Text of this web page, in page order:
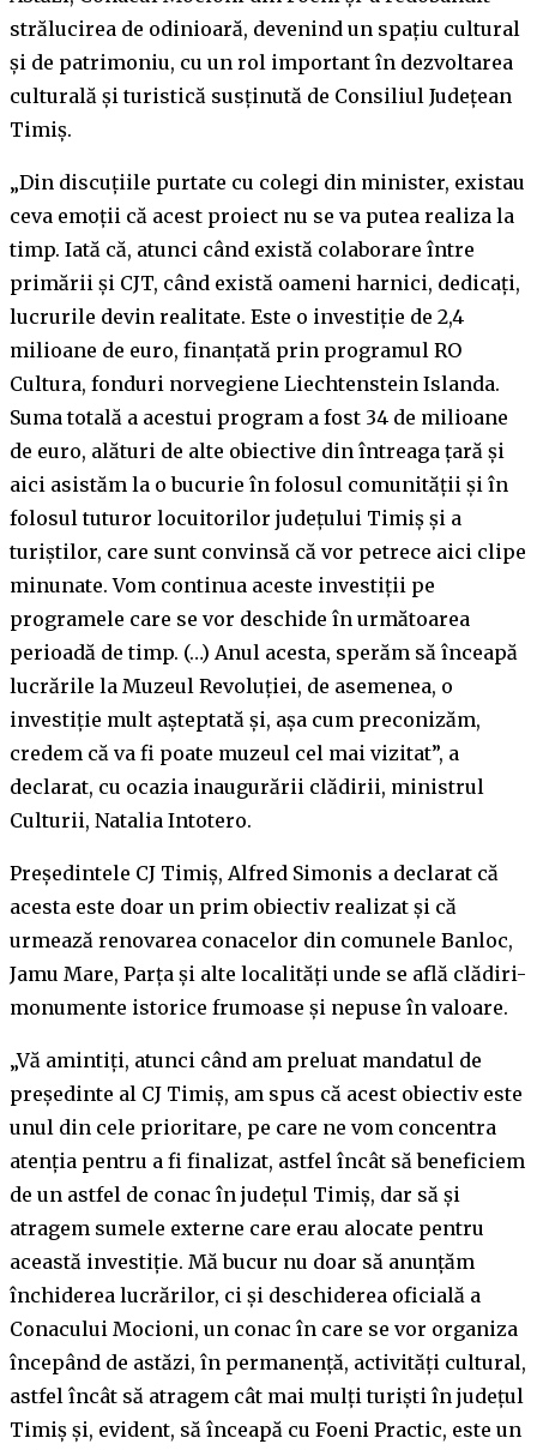
strălucirea de odinioară, devenind un spațiu cultural
și de patrimoniu, cu un rol important în dezvoltarea
culturală și turistică susținută de Consiliul Județean
Timiș.
„Din discuțiile purtate cu colegi din minister, existau
ceva emoții că acest proiect nu se va putea realiza la
timp. Iată că, atunci când există colaborare între
primării și CJT, când există oameni harnici, dedicați,
lucrurile devin realitate. Este o investiție de 2,4
milioane de euro, finanțată prin programul RO
Cultura, fonduri norvegiene Liechtenstein Islanda.
Suma totală a acestui program a fost 34 de milioane
de euro, alături de alte obiective din întreaga țară și
aici asistăm la o bucurie în folosul comunității și în
folosul tuturor locuitorilor județului Timiș și a
turiștilor, care sunt convinsă că vor petrece aici clipe
minunate. Vom continua aceste investiții pe
programele care se vor deschide în următoarea
perioadă de timp. (…) Anul acesta, sperăm să înceapă
lucrările la Muzeul Revoluției, de asemenea, o
investiție mult așteptată și, așa cum preconizăm,
credem că va fi poate muzeul cel mai vizitat”, a
declarat, cu ocazia inaugurării clădirii, ministrul
Culturii, Natalia Intotero.
Președintele CJ Timiș, Alfred Simonis a declarat că
acesta este doar un prim obiectiv realizat și că
urmează renovarea conacelor din comunele Banloc,
Jamu Mare, Parța și alte localități unde se află clădiri-
monumente istorice frumoase și nepuse în valoare.
„Vă amintiți, atunci când am preluat mandatul de
președinte al CJ Timiș, am spus că acest obiectiv este
unul din cele prioritare, pe care ne vom concentra
atenția pentru a fi finalizat, astfel încât să beneficiem
de un astfel de conac în județul Timiș, dar să și
atragem sumele externe care erau alocate pentru
această investiție. Mă bucur nu doar să anunțăm
închiderea lucrărilor, ci și deschiderea oficială a
Conacului Mocioni, un conac în care se vor organiza
începând de astăzi, în permanență, activități cultural,
astfel încât să atragem cât mai mulți turiști în județul
Timiș și, evident, să înceapă cu Foeni Practic, este un